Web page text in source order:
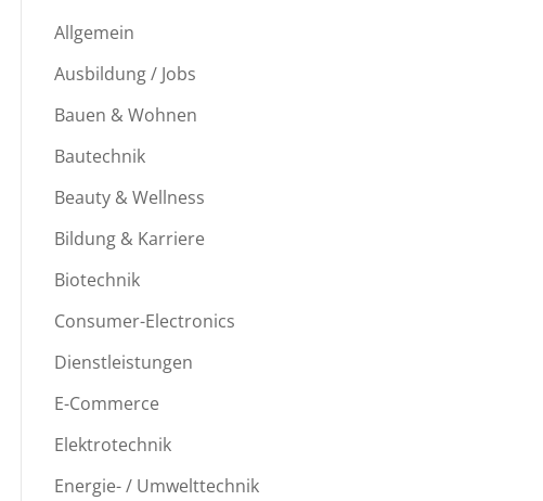
Allgemein
Ausbildung / Jobs
Bauen & Wohnen
Bautechnik
Beauty & Wellness
Bildung & Karriere
Biotechnik
Consumer-Electronics
Dienstleistungen
E-Commerce
Elektrotechnik
Energie- / Umwelttechnik